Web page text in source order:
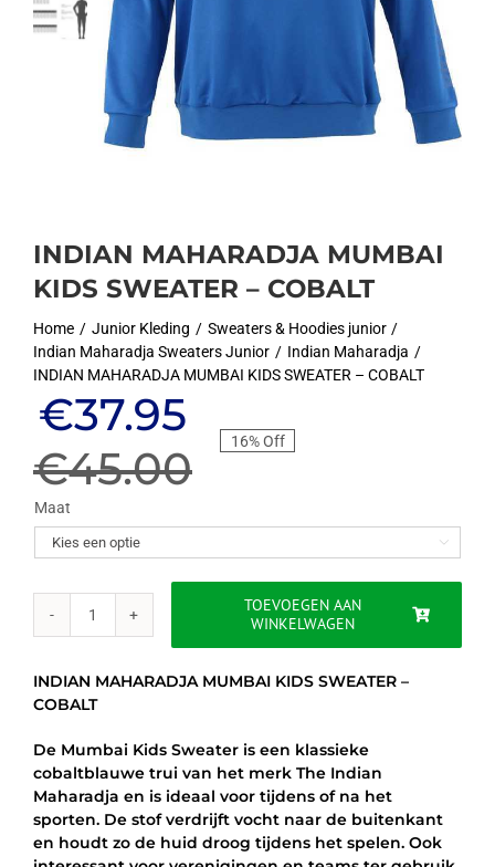
INDIAN MAHARADJA MUMBAI
KIDS SWEATER – COBALT
Home Junior Kleding
Sweaters & Hoodies junior
Indian Maharadja Sweaters Junior
Indian Maharadja
INDIAN MAHARADJA MUMBAI KIDS SWEATER – COBALT
€45.00
Oorspronkelijke
prijs
was:
€45.00.
€37.95
Huidige
prijs
is:
€37.95.
16% Off
Maat

INDIAN
MAHARADJA
COBALT
aantal
TOEVOEGEN AAN
WINKELWAGEN
INDIAN MAHARADJA MUMBAI KIDS SWEATER –
COBALT
De Mumbai Kids Sweater is een klassieke
cobaltblauwe trui van het merk The Indian
Maharadja en is ideaal voor tijdens of na het
sporten. De stof verdrijft vocht naar de buitenkant
en houdt zo de huid droog tijdens het spelen. Ook